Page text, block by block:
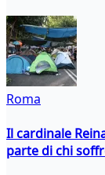
Roma
Il cardinale
parte di chi